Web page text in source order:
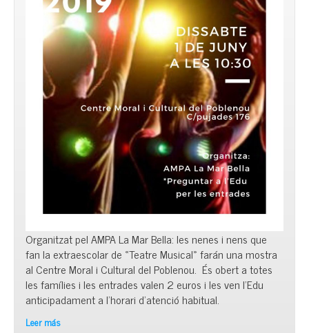
Organitzat pel AMPA La Mar Bella: les nenes i nens que
fan la extraescolar de «Teatre Musical» farán una mostra
al Centre Moral i Cultural del Poblenou. És obert a totes
les famílies i les entrades valen 2 euros i les ven l’Edu
anticipadament a l’horari d’atenció habitual.
Leer más